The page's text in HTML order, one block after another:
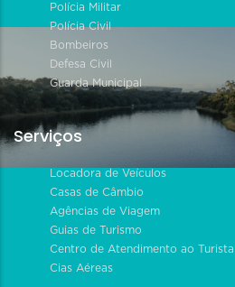
Polícia Militar
Polícia Civil
Bombeiros
Defesa Civil
Guarda Municipal
Serviços
Locadora de Veículos
Casas de Câmbio
Agências de Viagem
Guias de Turismo
Centro de Atendimento ao Turista
Cias Aéreas